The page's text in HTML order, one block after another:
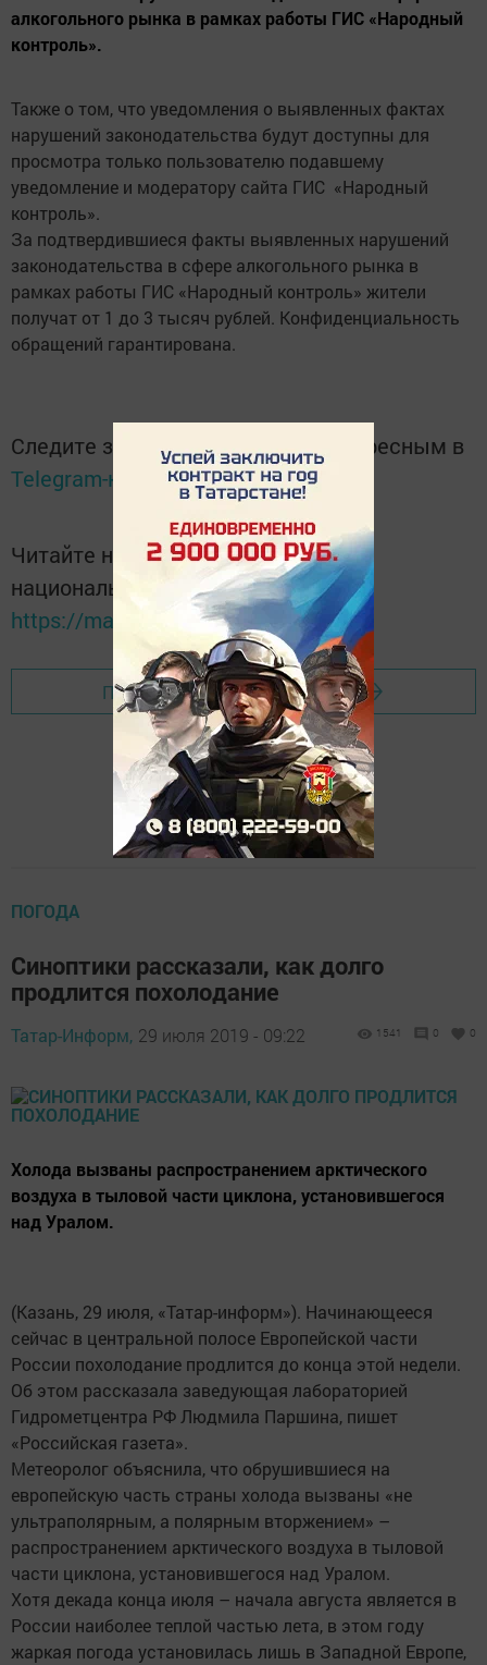
алкогольного рынка в рамках работы ГИС «Народный
контроль».
Также о том, что уведомления о выявленных фактах
нарушений законодательства будут доступны для
просмотра только пользователю подавшему
уведомление и модератору сайта ГИС «Народный
контроль».
За подтвердившиеся факты выявленных нарушений
законодательства в сфере алкогольного рынка в
рамках работы ГИС «Народный контроль» жители
получат от 1 до 3 тысяч рублей. Конфиденциальность
обращений гарантирована.
Следите за самым важным и интересным в
Telegram-каналеТатмедиа
Читайте новости Татарстана в
национальном мессенджере MАХ:
https://max.ru/tatmedia
Перейти на страницу новости
ПОГОДА
Синоптики рассказали, как долго
продлится похолодание
Татар-Информ, 29 июля 2019 - 09:22 1541 0 0
Холода вызваны распространением арктического
воздуха в тыловой части циклона, установившегося
над Уралом.
(Казань, 29 июля, «Татар-информ»). Начинающееся
сейчас в центральной полосе Европейской части
России похолодание продлится до конца этой недели.
Об этом рассказала заведующая лабораторией
Гидрометцентра РФ Людмила Паршина, пишет
«Российская газета».
Метеоролог объяснила, что обрушившиеся на
европейскую часть страны холода вызваны «не
ультраполярным, а полярным вторжением» –
распространением арктического воздуха в тыловой
части циклона, установившегося над Уралом.
Хотя декада конца июля – начала августа является в
России наиболее теплой частью лета, в этом году
жаркая погода установилась лишь в Западной Европе,